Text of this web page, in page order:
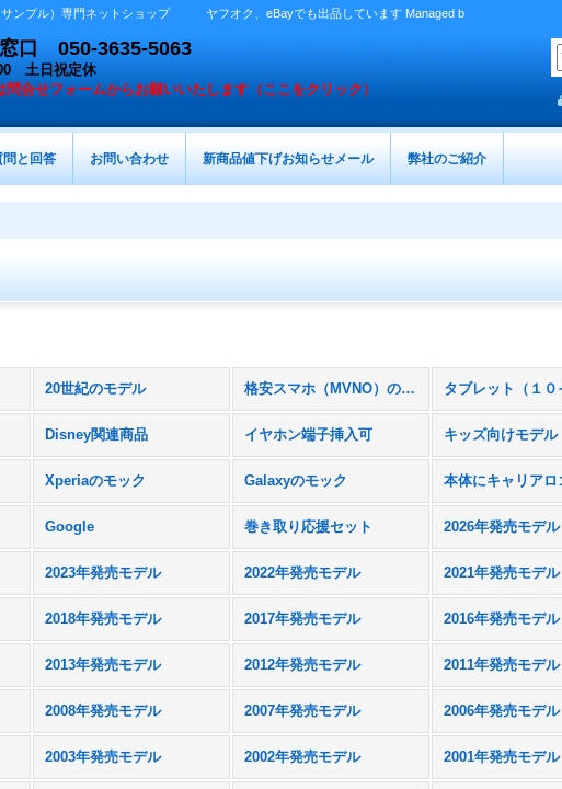
サンプル）専門ネットショップ ヤフオク、eBayでも出品しています Managed b
口 050-3635-5063
00 土日祝定休
問合せフォームからお願いいたします（ここをクリック）
問と回答 お問い合わせ 新商品値下げお知らせメール 弊社のご紹介
20世紀のモデル 格安スマホ（MVNO）のスマホ
Disney関連商品 イヤホン端子挿入可 キッズ向けモデル
Xperiaのモック Galaxyのモック
Google 巻き取り応援セット 2026年発売モデル
2023年発売モデル 2022年発売モデル 2021年発売モデル
2018年発売モデル 2017年発売モデル 2016年発売モデル
2013年発売モデル 2012年発売モデル 2011年発売モデル
2008年発売モデル 2007年発売モデル 2006年発売モデル
2003年発売モデル 2002年発売モデル 2001年発売モデル